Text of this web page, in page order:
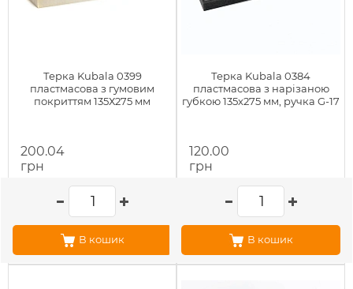
Терка Kubala 0399
пластмасова з гумовим
покриттям 135Х275 мм
200.04
грн
В кошик
Терка Kubala 0384
пластмасова з нарізаною
губкою 135х275 мм, ручка G-17
120.00
грн
В кошик